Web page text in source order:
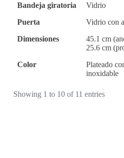
Bandeja giratoria
Vidrio
Puerta
Vidrio con
Dimensiones
45.1 cm
25.6 cm
Color
Plateado
inoxidable
Showing 1 to 10 of 11 entries